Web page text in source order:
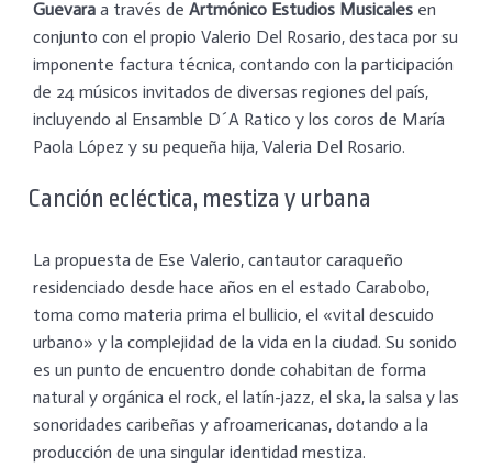
Guevara a través de Artmónico Estudios Musicales en
conjunto con el propio Valerio Del Rosario, destaca por su
imponente factura técnica, contando con la participación
de 24 músicos invitados de diversas regiones del país,
incluyendo al Ensamble D´A Ratico y los coros de María
Paola López y su pequeña hija, Valeria Del Rosario.
​Canción ecléctica, mestiza y urbana
​La propuesta de Ese Valerio, cantautor caraqueño
residenciado desde hace años en el estado Carabobo,
toma como materia prima el bullicio, el «vital descuido
urbano» y la complejidad de la vida en la ciudad. Su sonido
es un punto de encuentro donde cohabitan de forma
natural y orgánica el rock, el latín-jazz, el ska, la salsa y las
sonoridades caribeñas y afroamericanas, dotando a la
producción de una singular identidad mestiza.